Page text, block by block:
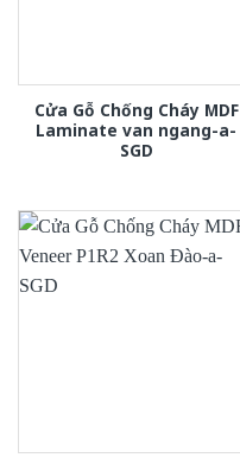
Cửa Gỗ Chống Cháy MDF
Laminate van ngang-a-
SGD